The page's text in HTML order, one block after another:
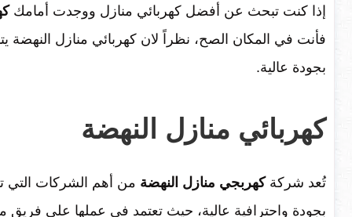
إذا كنت تبحث عن أفضل كهربائي منازل ووجدت أمامك
فأنت في المكان الصح، نظراً لان كهربائي منازل النهضة
بجودة عالية.
كهربائي منازل النهضة
تُعد شركةكهربجي منازل النهضة من أهم الشركات التي
بجودة واحترافية عالية، حيث تعتمد في عملها على فريق